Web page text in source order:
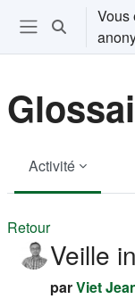
Passer au contenu
Ouvrir le menu
Activer/
Vous
Activité
Retour
Veille
parViet